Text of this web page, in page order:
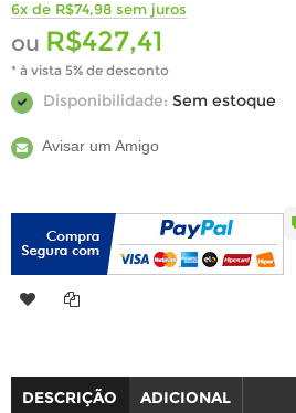
6x de R$74,98 sem juros
ou R$427,41
* à vista 5% de desconto
Disponibilidade: Sem estoque
Avisar um Amigo
DESCRIÇÃO ADICIONAL